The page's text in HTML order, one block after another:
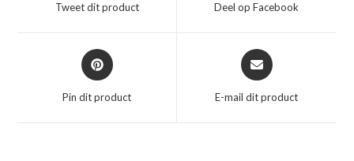
nieuw
Tweet dit product
nieuw
Deel op Facebook
Opent
in
nieuw
Pin dit product
Opent
in
nieuw
E-mail dit product